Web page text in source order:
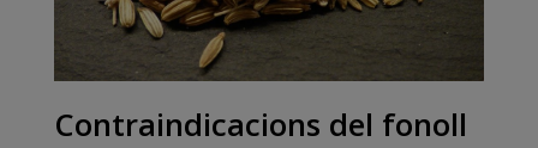
Contraindicacions del fonoll